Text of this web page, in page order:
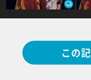
この